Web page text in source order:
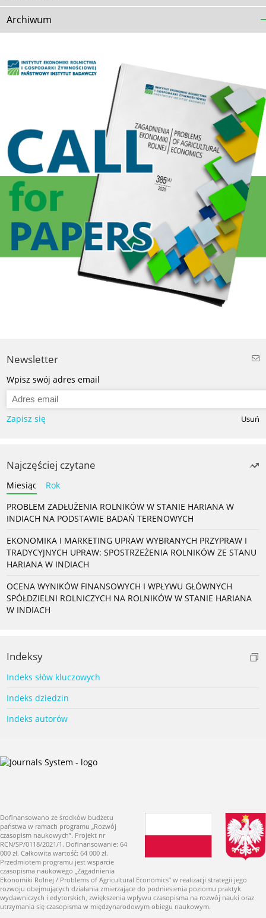
Archiwum
Newsletter
Wpisz swój adres email
Zapisz się Usuń
Najczęściej czytane
Miesiąc
Rok
PROBLEM ZADŁUŻENIA ROLNIKÓW W STANIE HARIANA W
INDIACH NA PODSTAWIE BADAŃ TERENOWYCH
EKONOMIKA I MARKETING UPRAW WYBRANYCH PRZYPRAW I
TRADYCYJNYCH UPRAW: SPOSTRZEŻENIA ROLNIKÓW ZE STANU
HARIANA W INDIACH
OCENA WYNIKÓW FINANSOWYCH I WPŁYWU GŁÓWNYCH
SPÓŁDZIELNI ROLNICZYCH NA ROLNIKÓW W STANIE HARIANA
W INDIACH
Indeksy
Indeks słów kluczowych
Indeks dziedzin
Indeks autorów
Dofinansowano ze środków budżetu
państwa w ramach programu „Rozwój
czasopism naukowych”. Projekt nr
RCN/SP/0118/2021/1. Dofinansowanie: 64
000 zł. Całkowita wartość: 64 000 zł.
Przedmiotem programu jest wsparcie
czasopisma naukowego „Zagadnienia
Ekonomiki Rolnej / Problems of Agricultural Economics” w realizacji strategii jego
rozwoju obejmujących działania zmierzające do podniesienia poziomu praktyk
wydawniczych i edytorskich, zwiększenia wpływu czasopisma na rozwój nauki oraz
utrzymania się czasopisma w międzynarodowym obiegu naukowym.